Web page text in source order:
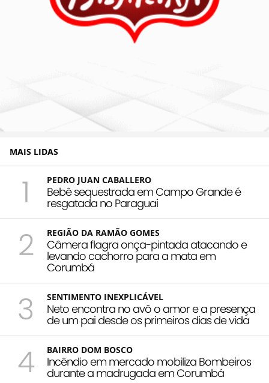
MAIS LIDAS
1 PEDRO JUAN CABALLERO
Bebê sequestrada em Campo Grande é
resgatada no Paraguai
2 REGIÃO DA RAMÃO GOMES
Câmera flagra onça-pintada atacando e
levando cachorro para a mata em
Corumbá
3 SENTIMENTO INEXPLICÁVEL
Neto encontra no avô o amor e a presença
de um pai desde os primeiros dias de vida
4 BAIRRO DOM BOSCO
Incêndio em mercado mobiliza Bombeiros
durante a madrugada em Corumbá